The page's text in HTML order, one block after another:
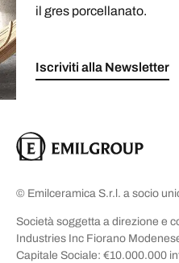
il gres porcellanato.
Iscriviti alla Newsletter
© Emilceramica S.r.l. a socio
Società soggetta a direzione e
Industries Inc Fiorano
Capitale Sociale: €10.000.000